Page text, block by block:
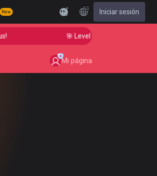
New
ES Iniciar sesión
🎯 Level Up Your Aim to
Mi página